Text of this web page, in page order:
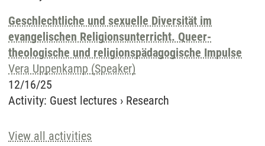
Geschlechtliche und sexuelle Diversität im
evangelischen Religionsunterricht. Queer-
theologische und religionspädagogische Impulse
Vera Uppenkamp (Speaker)
12/16/25
Activity: Guest lectures › Research
View all activities